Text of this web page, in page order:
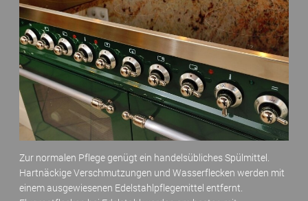
Zur normalen Pflege genügt ein handelsübliches Spülmittel.
Hartnäckige Verschmutzungen und Wasserflecken werden mit
einem ausgewiesenen Edelstahlpflegemittel entfernt.